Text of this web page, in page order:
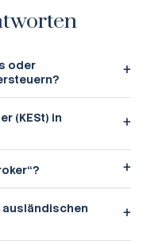
oder
(KESt) in
ausländischen